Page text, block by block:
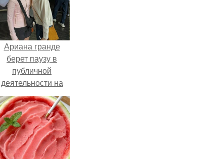
Ариана гранде
берет паузу в
публичной
деятельности на
фоне слухов о
своем здоровье.